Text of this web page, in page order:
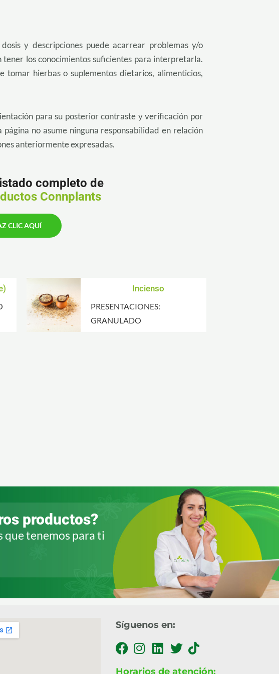
y descripciones puede acarrear problemas y/o
los conocimientos suficientes para interpretarla.
tomar hierbas o suplementos dietarios, alimenticios,
para su posterior contraste y verificación por
no asume ninguna responsabilidad en relación
anteriormente expresadas.
completo de
Connplants
CLIC AQUÍ
Incienso
PRESENTACIONES:
GRANULADO
productos?
que tenemos para ti
Síguenos en:
Horarios de atención: